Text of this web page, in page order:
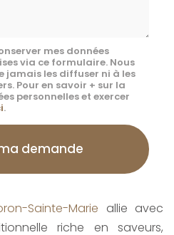
mes données
via ce formulaire. Nous
jamais les diffuser ni à les
Pour en savoir + sur la
personnelles et exercer
.
demande
Sainte-Marie allie avec
riche en saveurs,